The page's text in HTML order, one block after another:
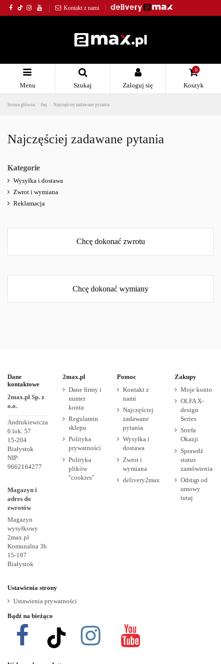
Kontakt z nami
Menu Szukaj Zaloguj się
0
Koszyk
Strona główna faq Najczęściej zadawane pytania
Najczęściej zadawane pytania
Kategorie
Wysyłka i dostawa
Zwrot i wymiana
Reklamacja
Chcę dokonać zwrotu
Chcę dokonać wymiany
Dane
kontaktowe
2max.pl Sp. z
o.o.
Andrukiewicza
6 lok. 57
15-204
Białystok
NIP:
9662164277
Magazyn i
adres do
zwrotów
Magazyn
wysyłkowy
2max.pl
Komunalna 3b
15-197
Białystok
2max.pl
Dane firmy i
numer
konta
Regulamin
sklepu
Polityka
prywatności
Polityka
plików
"cookies"
Pomoc
Kontakt z
nami
Najczęściej
zadawane
pytania
Wysyłka i
dostawa
Zwrot i
wymiana
delivery2max
Zakupy
Moje konto
OLFA X-
design
Series
Strefa
Okazji
Sprawdź
status
zamówienia
Odstąp od
umowy
tutaj
Ustawienia strony
Ustawienia prywatności
Bądź na bieżąco